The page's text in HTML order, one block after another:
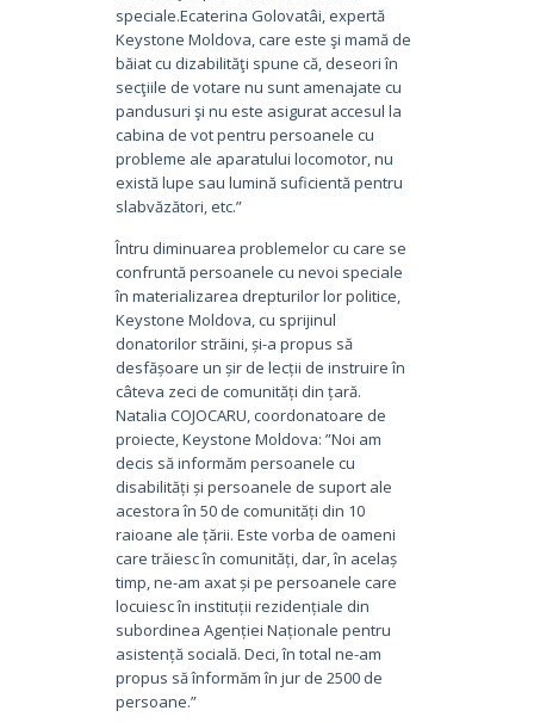
speciale.Ecaterina Golovatâi, expertă
Keystone Moldova, care este şi mamă de
băiat cu dizabilităţi spune că, deseori în
secţiile de votare nu sunt amenajate cu
pandusuri şi nu este asigurat accesul la
cabina de vot pentru persoanele cu
probleme ale aparatului locomotor, nu
există lupe sau lumină suficientă pentru
slabvăzători, etc.”
Întru diminuarea problemelor cu care se
confruntă persoanele cu nevoi speciale
în materializarea drepturilor lor politice,
Keystone Moldova, cu sprijinul
donatorilor străini, și-a propus să
desfășoare un șir de lecții de instruire în
câteva zeci de comunități din țară.
Natalia COJOCARU, coordonatoare de
proiecte, Keystone Moldova: ”Noi am
decis să informăm persoanele cu
disabilități și persoanele de suport ale
acestora în 50 de comunități din 10
raioane ale țării. Este vorba de oameni
care trăiesc în comunități, dar, în acelaș
timp, ne-am axat și pe persoanele care
locuiesc în instituții rezidențiale din
subordinea Agenției Naționale pentru
asistență socială. Deci, în total ne-am
propus să înformăm în jur de 2500 de
persoane.”